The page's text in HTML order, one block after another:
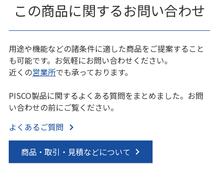
この商品に関するお問い合わせ
用途や機能などの諸条件に適した商品をご提案すること
も可能です。お気軽にお問い合わせください。
近くの営業所でも承っております。
PISCO製品に関するよくある質問をまとめました。お問
い合わせの前にご覧ください。
よくあるご質問
商品・取引・見積などについて